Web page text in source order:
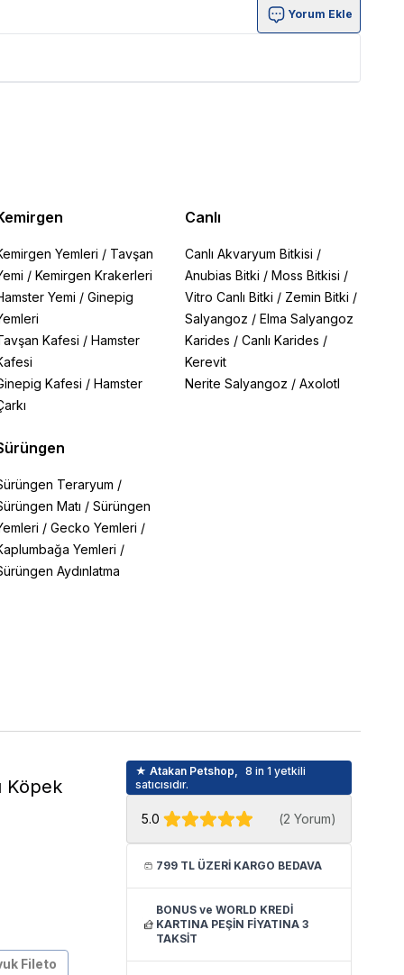
Yorum Ekle
Yemleri / Tavşan
/ Kemirgen Krakerleri
Yemi / Ginepig
Kafesi / Hamster
Kafesi / Hamster
Teraryum /
Matı / Sürüngen
/ Gecko Yemleri /
Yemleri /
Aydınlatma
Canlı
Canlı Akvaryum Bitkisi /
Anubias Bitki /Moss Bitkisi /
Vitro Canlı Bitki / Zemin Bitki /
Salyangoz /Elma Salyangoz
Karides /Canlı Karides /
Kerevit
Nerite Salyangoz /Axolotl
Köpek
Fileto
★ Atakan Petshop,
8 in 1 yetkili
satıcısıdır.
5.0 (2 Yorum)
799 TL ÜZERİ KARGO BEDAVA
BONUS ve WORLD KREDİ
KARTINA PEŞİN FİYATINA 3
TAKSİT